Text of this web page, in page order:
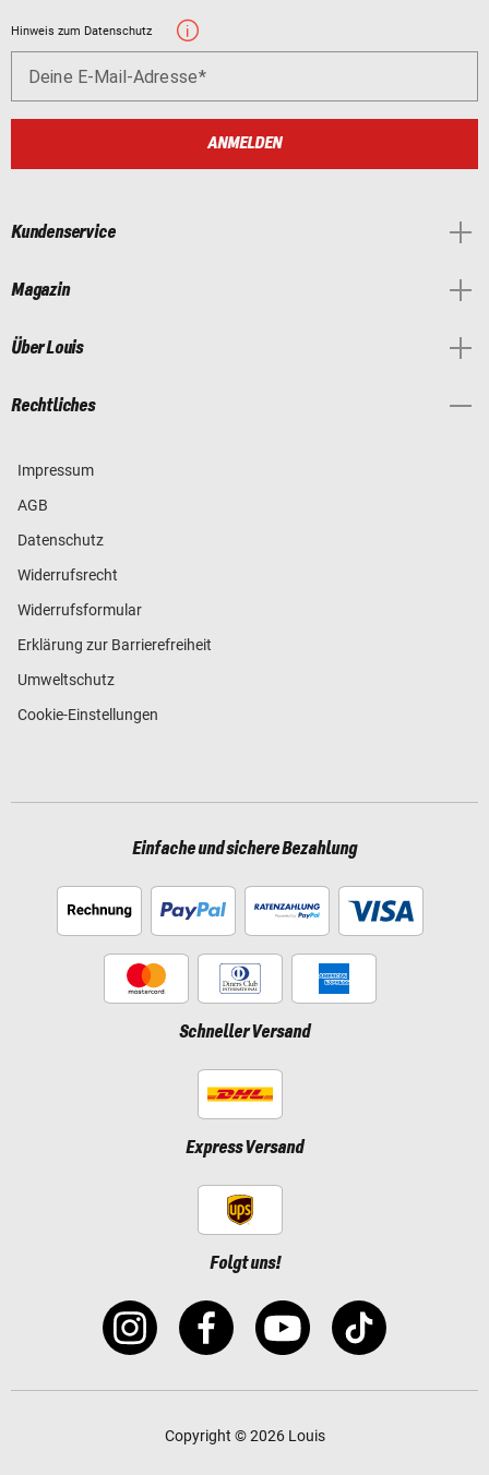
Hinweis zum Datenschutz
Deine E-Mail-Adresse
ANMELDEN
Kundenservice
Magazin
Über Louis
Rechtliches
Impressum
AGB
Datenschutz
Widerrufsrecht
Widerrufsformular
Erklärung zur Barrierefreiheit
Umweltschutz
Cookie-Einstellungen
Einfache und sichere Bezahlung
Schneller Versand
Express Versand
Folgt uns!
Copyright © 2026 Louis